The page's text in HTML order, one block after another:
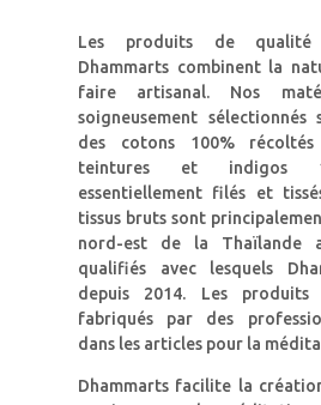
Les produits de
Dhammarts combinent la
faire artisanal. Nos
soigneusement
des cotons 100%
teintures et indigos
essentiellement filés et
tissus bruts sont
nord-est de la Thaïlande
qualifiés avec lesquels
depuis 2014. Les
fabriqués par des
dans les articles pour la
Dhammarts facilite la